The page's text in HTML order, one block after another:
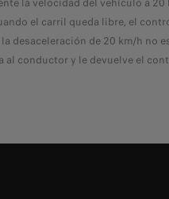
el carril queda libre, el
desaceleración de 20 km/h no
conductor y le devuelve el